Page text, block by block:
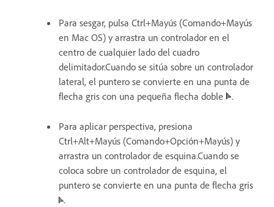
Para sesgar, pulsa Ctrl+Mayús (Comando+Mayús
en Mac OS) y arrastra un controlador en el
centro de cualquier lado del cuadro
delimitador.Cuando se sitúa sobre un controlador
lateral, el puntero se convierte en una punta de
flecha gris con una pequeña flecha doble
.
Para aplicar perspectiva, presiona
Ctrl+Alt+Mayús (Comando+Opción+Mayús) y
arrastra un controlador de esquina.Cuando se
coloca sobre un controlador de esquina, el
puntero se convierte en una punta de flecha gris
.